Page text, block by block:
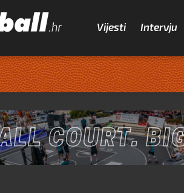
Vijesti Intervju